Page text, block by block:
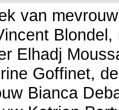
van
Elhadj
Goffinet,
Bianca